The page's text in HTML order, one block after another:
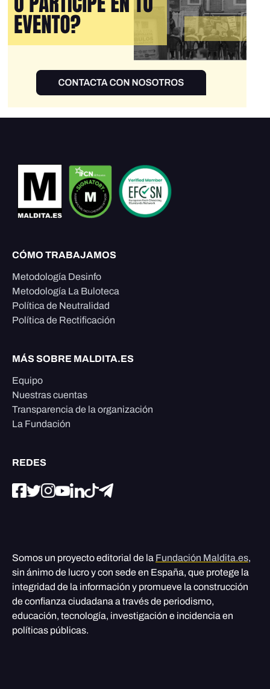
CÓMO TRABAJAMOS
Metodología Desinfo
Metodología La Buloteca
Política de Neutralidad
Política de Rectificación
MÁS SOBRE MALDITA.ES
Equipo
Nuestras cuentas
Transparencia de la organización
La Fundación
REDES
Somos un proyecto editorial de la Fundación Maldita.es,
sin ánimo de lucro y con sede en España, que protege la
integridad de la información y promueve la construcción
de confianza ciudadana a través de periodismo,
educación, tecnología, investigación e incidencia en
políticas públicas.